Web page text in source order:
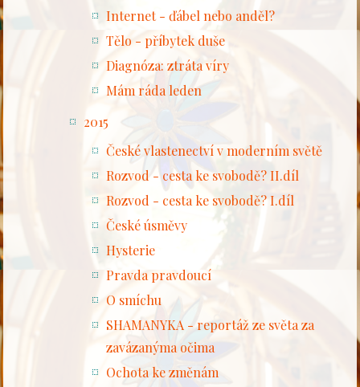
Internet - ďábel nebo anděl?
Tělo - příbytek duše
Diagnóza: ztráta víry
Mám ráda leden
2015
České vlastenectví v moderním světě
Rozvod - cesta ke svobodě? II.díl
Rozvod - cesta ke svobodě? I.díl
České úsměvy
Hysterie
Pravda pravdoucí
O smíchu
SHAMANYKA - reportáž ze světa za
zavázanýma očima
Ochota ke změnám